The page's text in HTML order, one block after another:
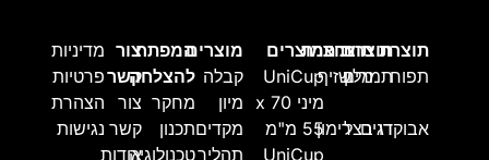
תוצרת
תפוח
אבוקדו
תוצרת
תמרים
דגים
תוצרת
מלון
בצל
תוצרת
שזיף
רימון
מוצרים
UniCup
מיני 70 x
55 מ"מ
UniCup
מוצרים
קבלה
מיון
מקדים
תהליך
המפתח
להצלחה
מחקר
תכנון
טכנולוגיה
צור
קשר
צור
קשר
אודות
מדיניות
פרטיות
הצהרת
נגישות